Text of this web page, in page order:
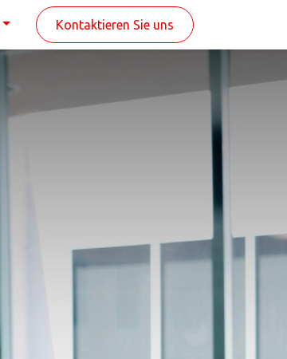
Kontaktieren Sie uns